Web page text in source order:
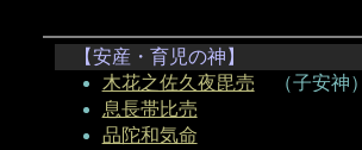
【安産・育児の神】
木花之佐久夜毘売 （子安神）
息長帯比売
品陀和気命